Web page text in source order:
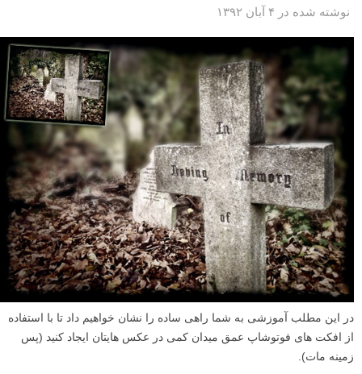
وقتی با هواپیما سفر می کنید، عکاسی از پشت شیشه کاری وسوسه انگیز
است. اگرچه به نظر می رسد در این کار محدودیت زیادی وجود دارد، اما راه
هایی وجود دارند که بتوانید عکس های با کیفیتی بگیرید. در این مطلب نکاتی
را مطرح می کنیم تا در پرواز های خود با هواپیما عکس های زیبایی بگیرید.